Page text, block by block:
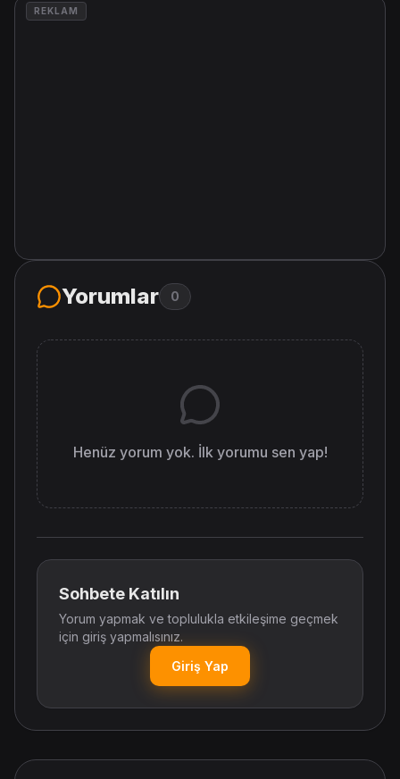
REKLAM
Yorumlar 0
Henüz yorum yok. İlk yorumu sen yap!
Sohbete Katılın
Yorum yapmak ve toplulukla etkileşime geçmek
için giriş yapmalısınız.
Giriş Yap